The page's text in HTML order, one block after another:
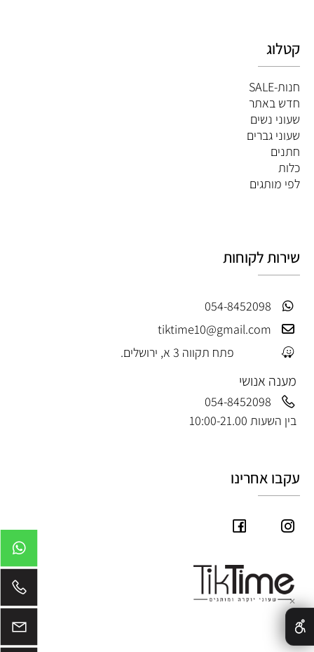
קטלוג
חנות-SALE
חדש באתר
שעוני נשים
שעוני גברים
חתנים
כלות
לפי מותגים
שירות לקוחות
054-8452098
tiktime10@gmail.com
פתח תקווה 3 א, ירושלים.
מענה אנושי
054-8452098
בין השעות 10:00-21.00
עקבו אחרינו
✕